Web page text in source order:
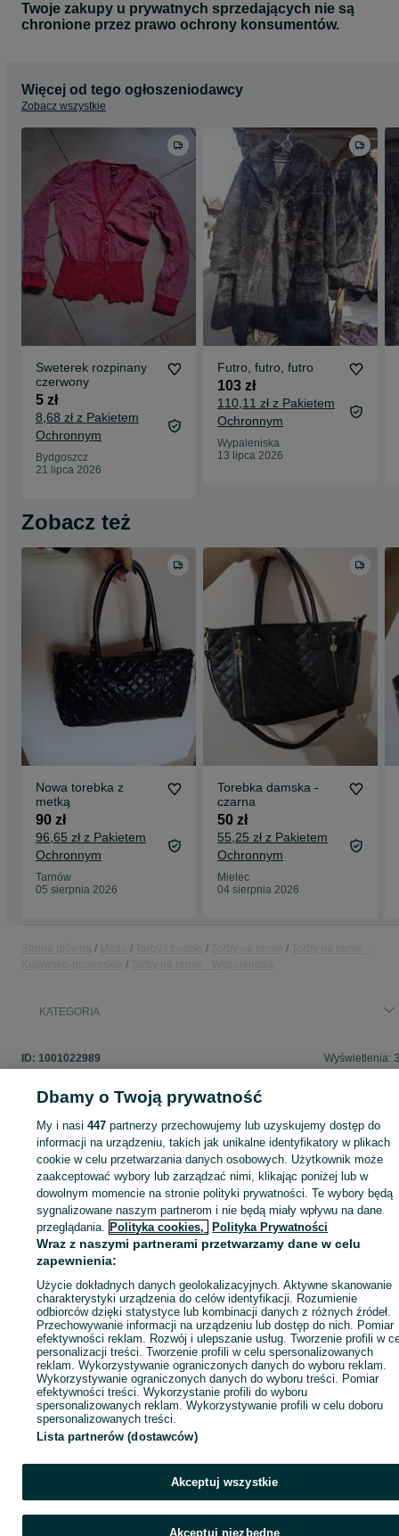
Twoje zakupy u prywatnych sprzedających nie są
chronione przez prawo ochrony konsumentów.
Więcej od tego ogłoszeniodawcy
Zobacz wszystkie
Sweterek rozpinany
czerwony
5 zł
8,68 zł z Pakietem
Ochronnym
Bydgoszcz
21 lipca 2026
Futro, futro, futro
103 zł
110,11 zł z Pakietem
Ochronnym
Wypaleniska
13 lipca 2026
Zobacz też
Nowa torebka z
metką
90 zł
96,65 zł z Pakietem
Ochronnym
Tarnów
05 sierpnia 2026
Torebka damska -
czarna
50 zł
55,25 zł z Pakietem
Ochronnym
Mielec
04 sierpnia 2026
KATEGORIA
ID: 1001022989 Wyświetlenia:
Zaloguj się lub załóż konto na OLX, aby skontaktować się z
sprzedającym
Zaloguj się / Załóż konto
Dbamy o Twoją prywatność
My i nasi447 partnerzy przechowujemy lub uzyskujemy dostęp do
informacji na urządzeniu, takich jak unikalne identyfikatory w plikach
cookie w celu przetwarzania danych osobowych. Użytkownik może
zaakceptować wybory lub zarządzać nimi, klikając poniżej lub w
dowolnym momencie na stronie polityki prywatności. Te wybory będą
sygnalizowane naszym partnerom i nie będą miały wpływu na dane
przeglądania. Polityka cookies, Polityka Prywatności
Wraz z naszymi partnerami przetwarzamy dane w celu
zapewnienia:
Użycie dokładnych danych geolokalizacyjnych. Aktywne skanowanie
charakterystyki urządzenia do celów identyfikacji. Rozumienie
odbiorców dzięki statystyce lub kombinacji danych z różnych źródeł.
Przechowywanie informacji na urządzeniu lub dostęp do nich. Pomiar
efektywności reklam. Rozwój i ulepszanie usług. Tworzenie profili w
personalizacji treści. Tworzenie profili w celu spersonalizowanych
reklam. Wykorzystywanie ograniczonych danych do wyboru reklam.
Wykorzystywanie ograniczonych danych do wyboru treści. Pomiar
efektywności treści. Wykorzystanie profili do wyboru
spersonalizowanych reklam. Wykorzystywanie profili w celu doboru
spersonalizowanych treści.
Lista partnerów (dostawców)
Akceptuj wszystkie
Akceptuj niezbędne